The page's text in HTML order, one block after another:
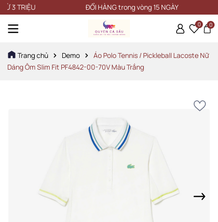
ĐỔI HÀNG trong vòng 15 NGÀY
0 0
Trang chủ Demo
Áo Polo Tennis / Pickleball Lacoste Nữ
Dáng Ôm Slim Fit PF4842-00-70V Màu Trắng